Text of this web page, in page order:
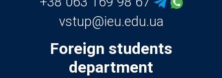
Foreign students
department